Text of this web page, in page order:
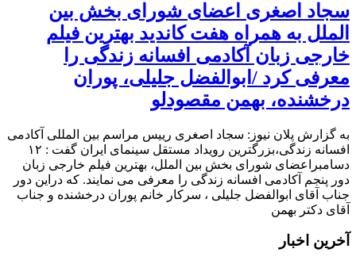
سجاد اصغری اعضای شورای بخش بین
الملل به همراه هفت کاندید بهترین فیلم
خارجی زبان آکادمی افسانه زندگی را
معرفی کرد /ابوالفضل جلیلی، پوران
درخشنده، بهمن مقصودلو
به گزارش پلان نیوز: سجاد اصغری رییس مراسم بین المللی آکادمی
افسانه زندگی،بزرگترین رویداد مستقل سینمای ایران گفت : ۱۲
دسامبراعضای شورای بخش بین الملل، بهترین فیلم خارجی زبان
دور پنجم آکادمی افسانه زندگی را معرفی می نمایند. که دراین دور
جناب آقای ابوالفضل جلیلی ، سرکار خانم پوران درخشنده و جناب
آقای دکتر بهمن
آخرین اخبار